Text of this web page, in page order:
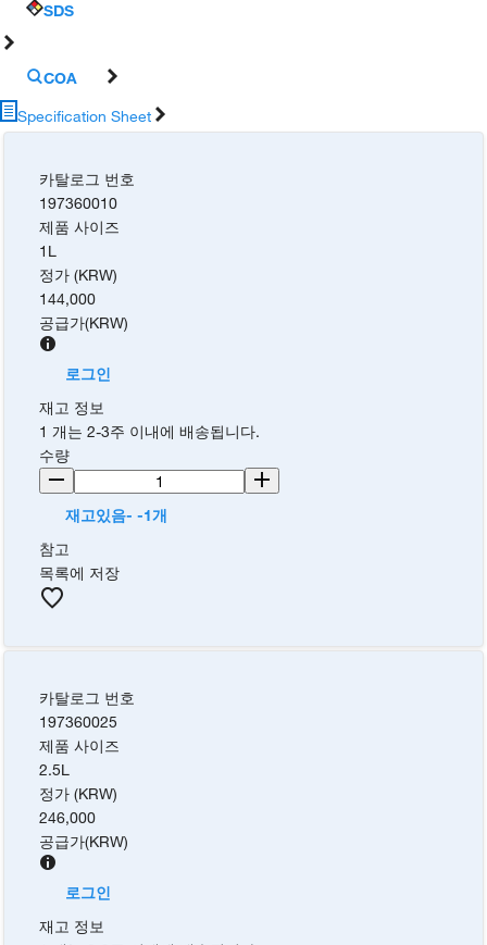
SDS
COA
Specification Sheet
카탈로그 번호
197360010
제품 사이즈
1L
정가 (KRW)
144,000
공급가(KRW)
로그인
재고 정보
1 개는 2-3주 이내에 배송됩니다.
수량
재고있음- -1개
참고
목록에 저장
카탈로그 번호
197360025
제품 사이즈
2.5L
정가 (KRW)
246,000
공급가(KRW)
로그인
재고 정보